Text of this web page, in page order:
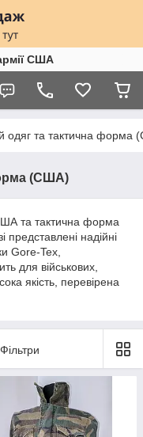
США
одяг та тактична форма
(США)
та тактична форма
надійні
Gore-Tex,
для військових,
якість, перевірена
Фільтри